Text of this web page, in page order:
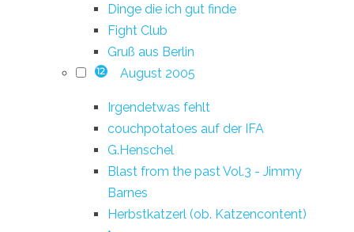
Dinge die ich gut finde
Fight Club
Gruß aus Berlin
12 August 2005
Irgendetwas fehlt
couchpotatoes auf der IFA
G.Henschel
Blast from the past Vol.3 - Jimmy
Barnes
Herbstkatzerl (ob. Katzencontent)